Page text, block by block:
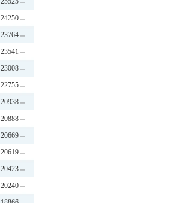
24250
23764
23541
23008
22755
20938
20888
20669
20619
20423
20240